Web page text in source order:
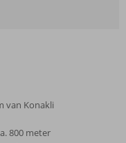
van Konakli
800 meter